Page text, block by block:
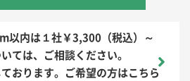
以内は１社￥3,300（税込）～
ては、ご相談ください。
おります。ご希望の方はこちら